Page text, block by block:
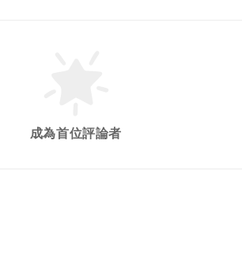
成為首位評論者